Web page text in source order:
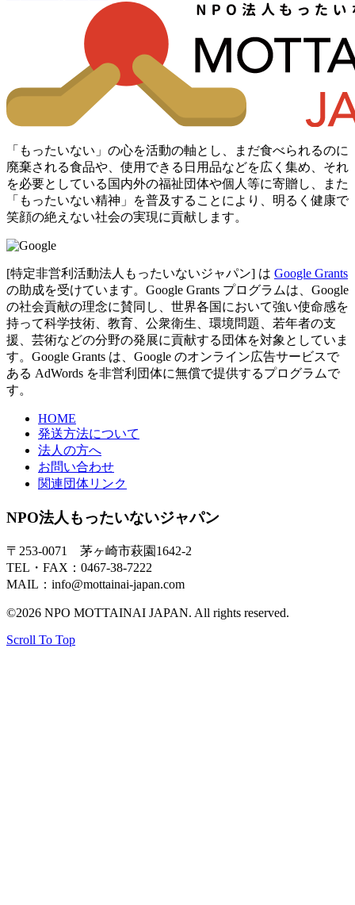
「もったいない」の心を活動の軸とし、まだ食べられるのに
廃棄される食品や、使用できる日用品などを広く集め、それ
を必要としている国内外の福祉団体や個人等に寄贈し、また
「もったいない精神」を普及することにより、明るく健康で
笑顔の絶えない社会の実現に貢献します。
[特定非営利活動法人もったいないジャパン] は Google Grants
の助成を受けています。Google Grants プログラムは、Google
の社会貢献の理念に賛同し、世界各国において強い使命感を
持って科学技術、教育、公衆衛生、環境問題、若年者の支
援、芸術などの分野の発展に貢献する団体を対象としていま
す。Google Grants は、Google のオンライン広告サービスで
ある AdWords を非営利団体に無償で提供するプログラムで
す。
HOME
発送方法について
法人の方へ
お問い合わせ
関連団体リンク
NPO法人もったいないジャパン
〒253-0071 茅ヶ崎市萩園1642-2
TEL・FAX：0467-38-7222
MAIL：info@mottainai-japan.com
©2026 NPO MOTTAINAI JAPAN. All rights reserved.
Scroll To Top